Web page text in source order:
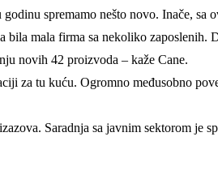
spremamo nešto novo. Inače, sa
bila mala firma sa nekoliko zaposlenih.
novih 42 proizvoda – kaže Cane.
za tu kuću. Ogromno međusobno
Saradnja sa javnim sektorom je